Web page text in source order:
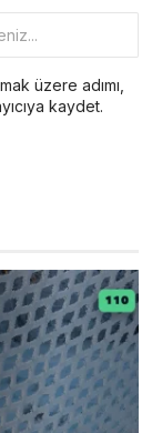
üzere adımı,
kaydet.